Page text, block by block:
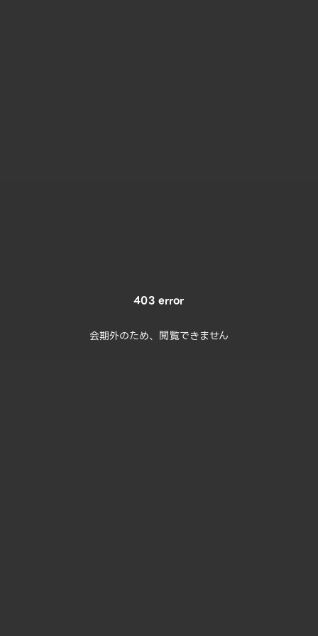
403 error
会期外のため、閲覧できません